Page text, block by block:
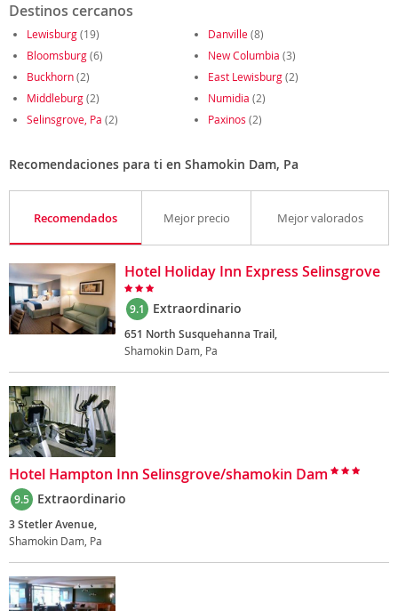
Destinos cercanos
Lewisburg(19) Danville(8)
Bloomsburg(6) New Columbia (3)
Buckhorn(2) East Lewisburg(2)
Middleburg(2) Numidia (2)
Selinsgrove, Pa (2) Paxinos (2)
Recomendaciones para ti en Shamokin Dam, Pa
Recomendados Mejor precio Mejor valorados
Hotel Holiday Inn Express Selinsgrove
9.1 Extraordinario
651 North Susquehanna Trail,
Shamokin Dam, Pa
Hotel Hampton Inn Selinsgrove/shamokin Dam
9.5 Extraordinario
3 Stetler Avenue,
Shamokin Dam, Pa